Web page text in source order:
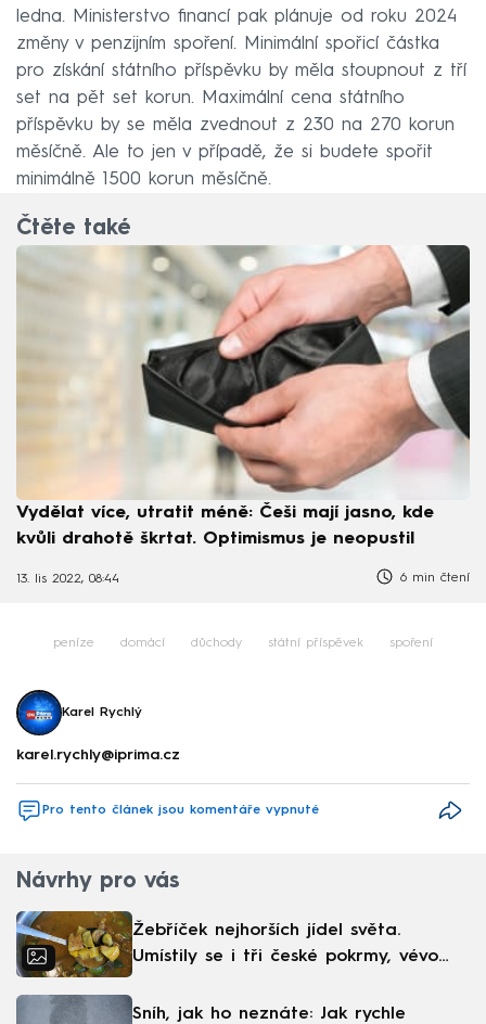
ledna. Ministerstvo financí pak plánuje od roku 2024
změny v penzijním spoření. Minimální spořicí částka
pro získání státního příspěvku by měla stoupnout z tří
set na pět set korun. Maximální cena státního
příspěvku by se měla zvednout z 230 na 270 korun
měsíčně. Ale to jen v případě, že si budete spořit
minimálně 1500 korun měsíčně.
Čtěte také
Vydělat více, utratit méně: Češi mají jasno, kde
kvůli drahotě škrtat. Optimismus je neopustil
13. lis 2022, 08:44 6 min čtení
peníze domácí důchody státní příspěvek spoření
Karel Rychlý
karel.rychly@iprima.cz
Pro tento článek jsou komentáře vypnuté
Návrhy pro vás
Žebříček nejhorších jídel světa.
Umístily se i tři české pokrmy, vévodí
Sníh, jak ho neznáte: Jak rychle